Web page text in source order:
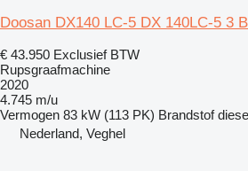
Doosan DX140 LC-5 DX 140LC-5 3
€ 43.950 Exclusief BTW
Rupsgraafmachine
2020
4.745 m/u
Vermogen 83 kW (113 PK) Brandstof
Nederland, Veghel